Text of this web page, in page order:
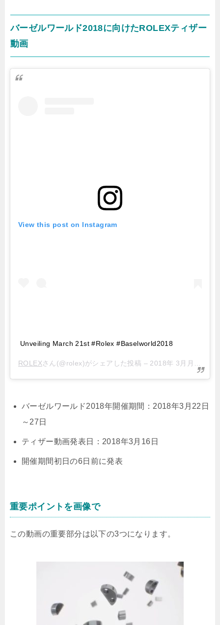
バーゼルワールド2018に向けたROLEXティザー
動画
View this post on Instagram
Unveiling March 21st #Rolex #Baselworld2018
ROLEXさん(@rolex)がシェアした投稿 – 2018年 3月月16日午前2時30分PDT
バーゼルワールド2018年開催期間：2018年3月22日
～27日
ティザー動画発表日：2018年3月16日
開催期間初日の6日前に発表
重要ポイントを画像で
この動画の重要部分は以下の3つになります。